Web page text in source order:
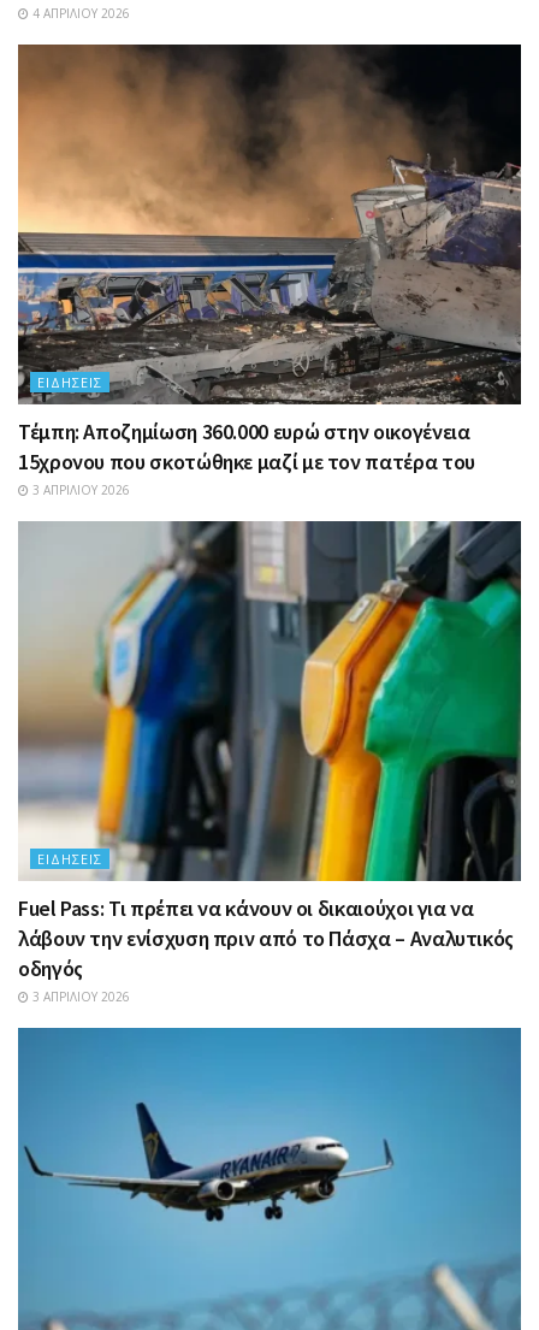
4 ΑΠΡΙΛΊΟΥ 2026
ΕΙΔΉΣΕΙΣ
Τέμπη: Αποζημίωση 360.000 ευρώ στην οικογένεια
15χρονου που σκοτώθηκε μαζί με τον πατέρα του
3 ΑΠΡΙΛΊΟΥ 2026
ΕΙΔΉΣΕΙΣ
Fuel Pass: Τι πρέπει να κάνουν οι δικαιούχοι για να
λάβουν την ενίσχυση πριν από το Πάσχα – Αναλυτικός
οδηγός
3 ΑΠΡΙΛΊΟΥ 2026